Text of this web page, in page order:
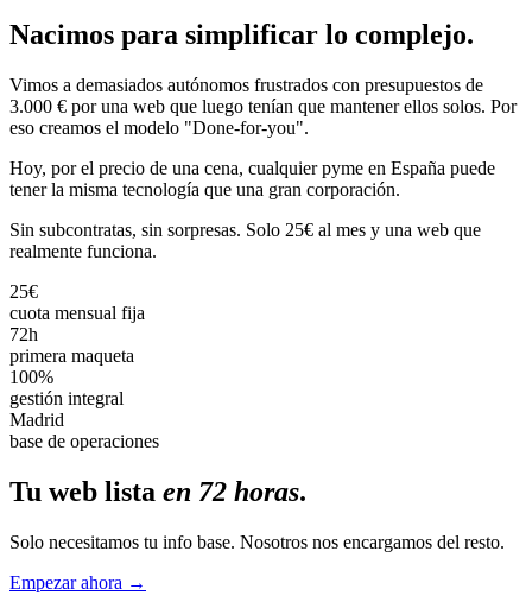
Nacimos para simplificar lo complejo.
Vimos a demasiados autónomos frustrados con presupuestos de
3.000 € por una web que luego tenían que mantener ellos solos. Por
eso creamos el modelo "Done-for-you".
Hoy, por el precio de una cena, cualquier pyme en España puede
tener la misma tecnología que una gran corporación.
Sin subcontratas, sin sorpresas. Solo 25€ al mes y una web que
realmente funciona.
25€
cuota mensual fija
72h
primera maqueta
100%
gestión integral
Madrid
base de operaciones
Tu web lista en 72 horas.
Solo necesitamos tu info base. Nosotros nos encargamos del resto.
Empezar ahora →